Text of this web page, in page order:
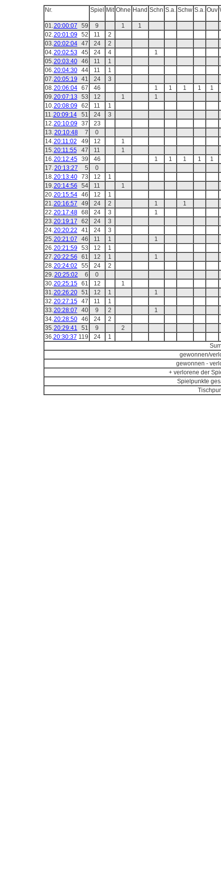
Nr. Spiel Mit Ohne Hand Schn S.a. Schw S.a. Ouv
01.20:00:07 59 9 1
1
02.20:01:09 52 11
2
03.20:02:04 47 24
2
04.20:02:53 45 24 4 1
05.20:03:40 46 11
1
06.20:04:30 44 11
1
07.20:05:19 41 24
3
08.20:06:04 67 46 1 1 1 1
1
09.20:07:13 53 12 1
1
10.20:08:09 62 11
1
11.20:09:14 51 24
3
12.20:10:09 37
23
13.20:10:48 7
0
14.20:11:02 49 12
1
15.20:11:55 47 11
1
16.20:12:45 39 46 1 1 1 1
1
17.20:13:27 5
0
18.20:13:40 73 12
1
19.20:14:56 54 11
1
20.20:15:54 46 12
1
21.20:16:57 49 24 2 1 1
22.20:17:48 68 24 3 1
23.20:19:17 62 24
3
24.20:20:22 41 24
3
25.20:21:07 46 11 1
1
26.20:21:59 53 12
1
27.20:22:56 61 12 1
1
28.20:24:02 55 24
2
29.20:25:02 6
0
30.20:25:15 61 12
1
31.20:26:20 51 12 1
1
32.20:27:15 47 11
1
33.20:28:07 40 9 2
1
34.20:28:50 46 24
2
35.20:29:41 51 9
2
36.20:30:37 119 24
1
gewonnen/
gewonnen -
+ verlorene der
Spielpunkte